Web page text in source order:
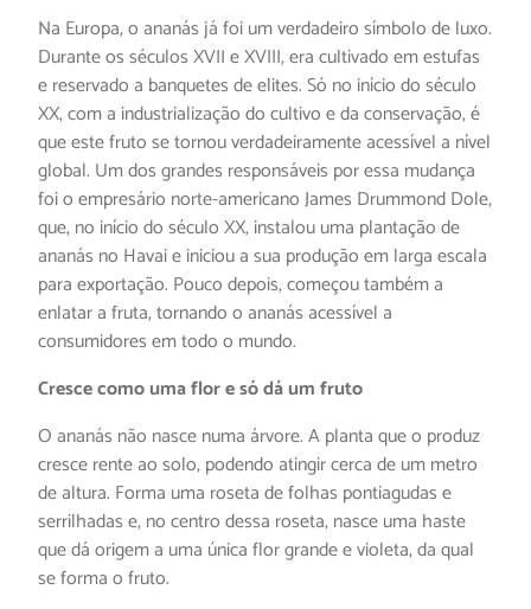
Na Europa, o ananás já foi um verdadeiro símbolo de luxo.
Durante os séculos XVII e XVIII, era cultivado em estufas
e reservado a banquetes de elites. Só no início do século
XX, com a industrialização do cultivo e da conservação, é
que este fruto se tornou verdadeiramente acessível a nível
global. Um dos grandes responsáveis por essa mudança
foi o empresário norte-americano James Drummond Dole,
que, no início do século XX, instalou uma plantação de
ananás no Havai e iniciou a sua produção em larga escala
para exportação. Pouco depois, começou também a
enlatar a fruta, tornando o ananás acessível a
consumidores em todo o mundo.
Cresce como uma flor e só dá um fruto
O ananás não nasce numa árvore. A planta que o produz
cresce rente ao solo, podendo atingir cerca de um metro
de altura. Forma uma roseta de folhas pontiagudas e
serrilhadas e, no centro dessa roseta, nasce uma haste
que dá origem a uma única flor grande e violeta, da qual
se forma o fruto.